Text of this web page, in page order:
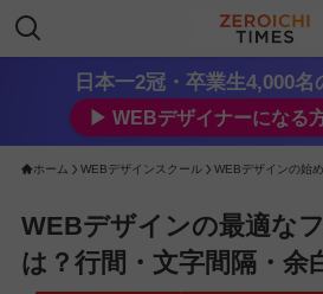
日本一2冠・卒業生4,000
▶︎ WEBデザイナーになる
ホーム WEBデザインスクール WEBデザインの始
WEBデザインの最適な
は？行間・文字間隔・余